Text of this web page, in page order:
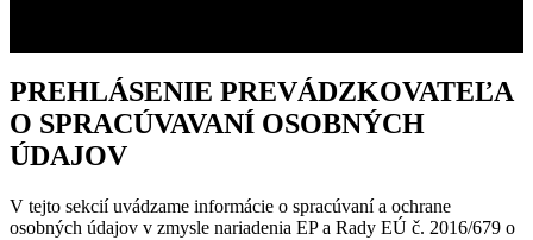
PREHLÁSENIE PREVÁDZKOVATEĽA
O SPRACÚVAVANÍ OSOBNÝCH
ÚDAJOV
V tejto sekcií uvádzame informácie o spracúvaní a ochrane
osobných údajov v zmysle nariadenia EP a Rady EÚ č. 2016/679 o